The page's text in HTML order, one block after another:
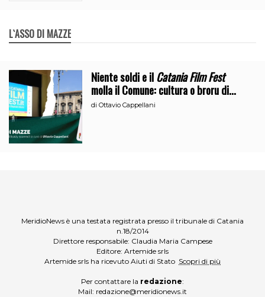
L`ASSO DI MAZZE
Niente soldi e ilCatania Film Fest
molla il Comune: cultura o broru di
ciciri?
diOttavio Cappellani
MeridioNews è una testata registrata presso il tribunale di Catania
n.18/2014
Direttore responsabile: Claudia Maria Campese
Editore: Artemide srls
Artemide srls ha ricevuto Aiuti di Stato Scopri di più
Per contattare la redazione:
Mail: redazione@meridionews.it